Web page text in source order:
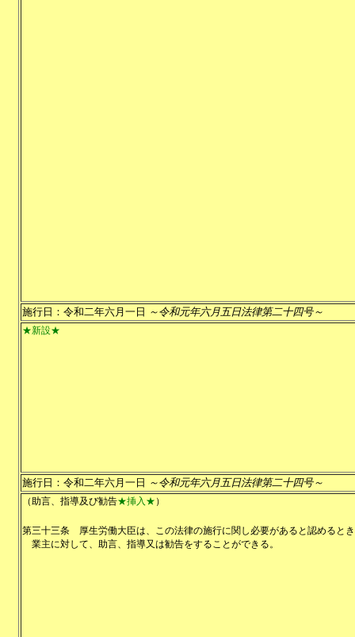
施行日：令和二年六月一日 ～令和元年六月五日法律第二十四号～
★新設★
施行日：令和二年六月一日 ～令和元年六月五日法律第二十四号～
（助言、指導及び勧告★挿入★ ）
第三十三条
厚生労働大臣は、この法律の施行に関し必要があると認めると
業主に対して、助言、指導又は勧告をすることができる。